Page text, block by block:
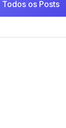
Todos os Posts